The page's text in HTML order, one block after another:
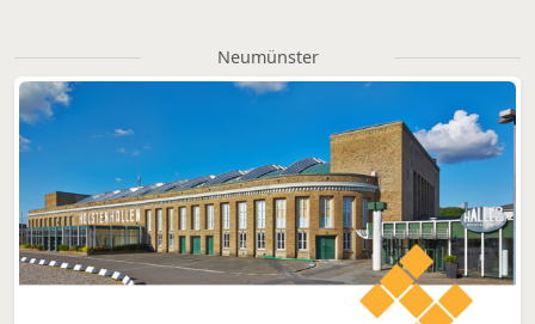
Neumünster